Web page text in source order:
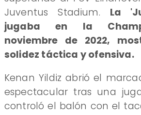
Juventus Stadium. La
jugaba en la
noviembre de 2022,
solidez táctica y ofensiva.
Kenan Yildiz abrió el
espectacular tras una
controló el balón con el